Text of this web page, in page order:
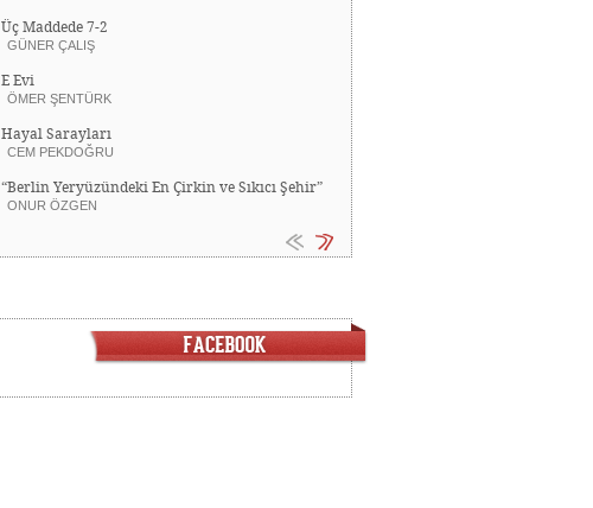
Üç Maddede 7-2
GÜNER ÇALIŞ
E Evi
ÖMER ŞENTÜRK
Hayal Sarayları
CEM PEKDOĞRU
“Berlin Yeryüzündeki En Çirkin ve Sıkıcı Şehir”
ONUR ÖZGEN